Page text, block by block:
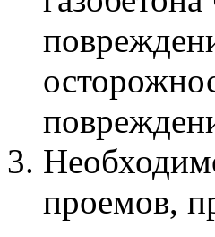
проемов,